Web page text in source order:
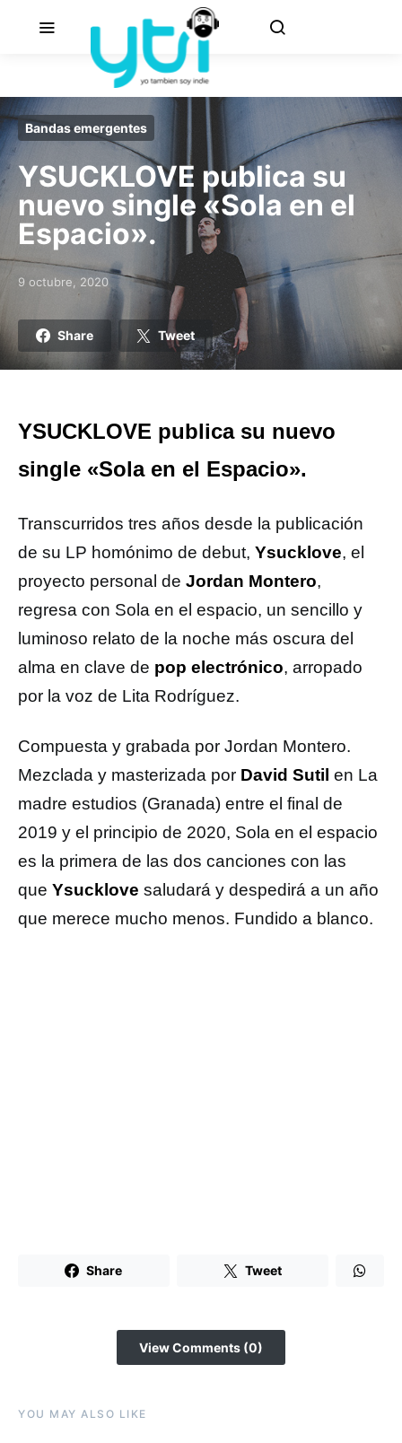
Bandas emergentes
YSUCKLOVE publica su
nuevo single «Sola en el
Espacio».
Posted on
9 octubre, 2020
Share Tweet
YSUCKLOVE publica su nuevo
single «Sola en el Espacio».
Transcurridos tres años desde la publicación
de su LP homónimo de debut, Ysucklove, el
proyecto personal de Jordan Montero,
regresa con Sola en el espacio, un sencillo y
luminoso relato de la noche más oscura del
alma en clave de pop electrónico, arropado
por la voz de Lita Rodríguez.
Compuesta y grabada por Jordan Montero.
Mezclada y masterizada por David Sutil en La
madre estudios (Granada) entre el final de
2019 y el principio de 2020, Sola en el espacio
es la primera de las dos canciones con las
que Ysucklove saludará y despedirá a un año
que merece mucho menos. Fundido a blanco.
Share Tweet
View Comments (0)
YOU MAY ALSO LIKE